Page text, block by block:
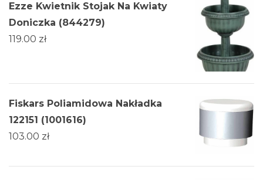
Ezze Kwietnik Stojak Na Kwiaty
Doniczka (844279)
119.00 zł
Fiskars Poliamidowa Nakładka
122151 (1001616)
103.00 zł